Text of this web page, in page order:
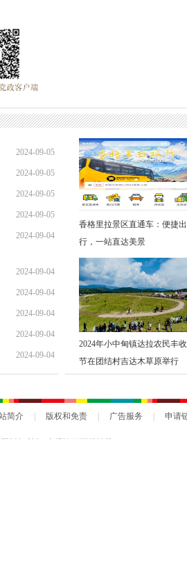
2024-09-05
2024-09-05
2024-09-05
2024-09-05
2024-09-04
2024-09-04
2024-09-04
2024-09-04
2024-09-04
2024-09-04
香格里拉景区直通车：便捷出
行，一站直达美景
2024年小中甸镇达拉农民丰收
节在团结村吉达木草原举行